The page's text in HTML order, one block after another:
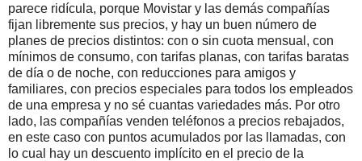
parece ridícula, porque Movistar y las demás compañías
fijan libremente sus precios, y hay un buen número de
planes de precios distintos: con o sin cuota mensual, con
mínimos de consumo, con tarifas planas, con tarifas baratas
de día o de noche, con reducciones para amigos y
familiares, con precios especiales para todos los empleados
de una empresa y no sé cuantas variedades más. Por otro
lado, las compañías venden teléfonos a precios rebajados,
en este caso con puntos acumulados por las llamadas, con
lo cual hay un descuento implícito en el precio de la